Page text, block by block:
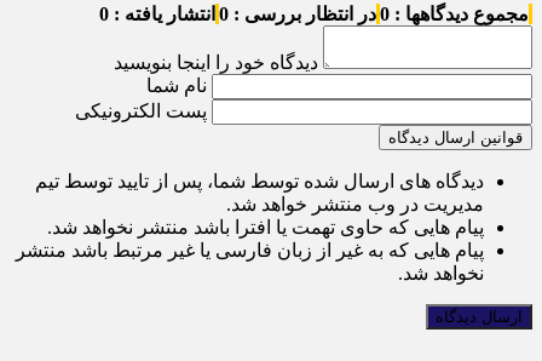
مجموع دیدگاهها : 0 در انتظار بررسی : 0 انتشار یافته : 0
دیدگاه خود را اینجا بنویسید
نام شما
پست الکترونیکی
قوانین ارسال دیدگاه
دیدگاه های ارسال شده توسط شما، پس از تایید توسط تیم
مدیریت در وب منتشر خواهد شد.
پیام هایی که حاوی تهمت یا افترا باشد منتشر نخواهد شد.
پیام هایی که به غیر از زبان فارسی یا غیر مرتبط باشد منتشر
نخواهد شد.